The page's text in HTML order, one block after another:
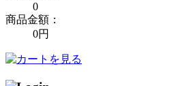
0
商品金額：
0円